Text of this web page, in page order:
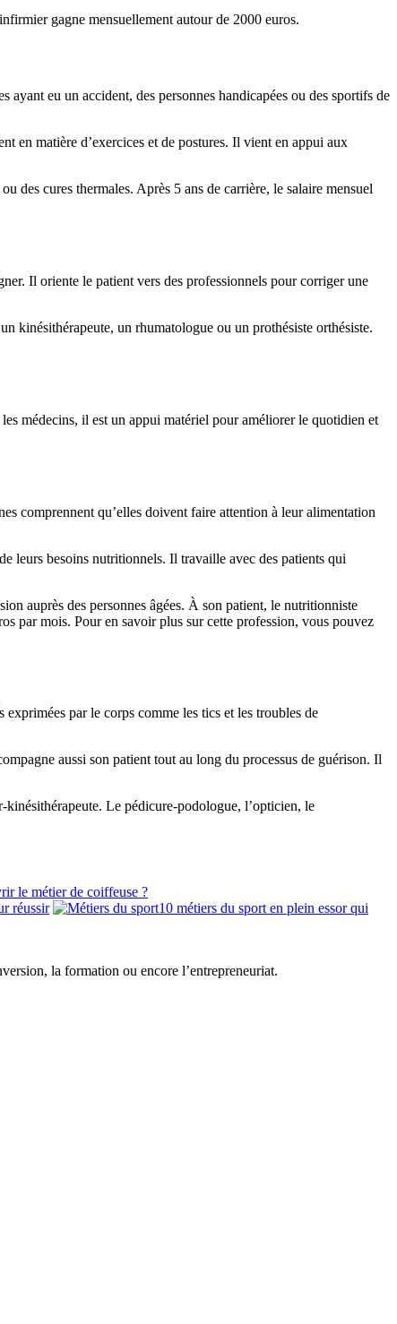
gagne mensuellement autour de 2000 euros.
ayant eu un accident, des personnes handicapées ou des sportifs de
en matière d’exercices et de postures. Il vient en appui aux
des cures thermales. Après 5 ans de carrière, le salaire mensuel
Il oriente le patient vers des professionnels pour corriger une
kinésithérapeute, un rhumatologue ou un prothésiste orthésiste.
médecins, il est un appui matériel pour améliorer le quotidien et
comprennent qu’elles doivent faire attention à leur alimentation
leurs besoins nutritionnels. Il travaille avec des patients qui
auprès des personnes âgées. À son patient, le nutritionniste
par mois. Pour en savoir plus sur cette profession, vous pouvez
par le corps comme les tics et les troubles de
aussi son patient tout au long du processus de guérison. Il
Le pédicure-podologue, l’opticien, le
le métier de coiffeuse ?
réussir
10 métiers du sport en plein essor qui
la formation ou encore l’entrepreneuriat.